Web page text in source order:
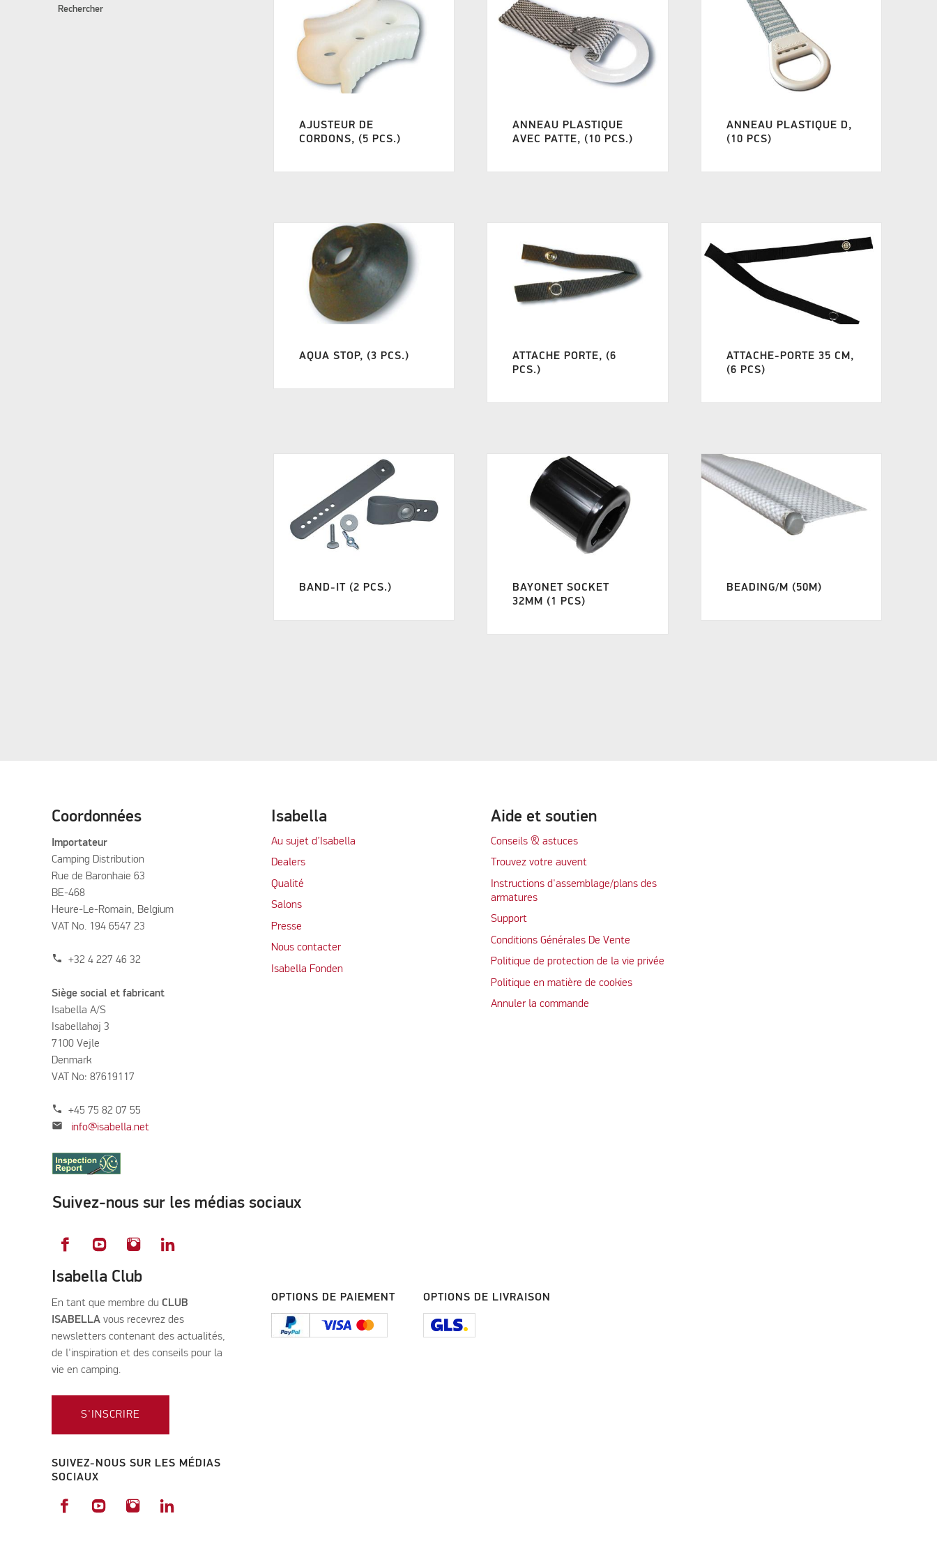
AJUSTEUR DE
CORDONS, (5 PCS.)
ANNEAU PLASTIQUE
AVEC PATTE, (10 PCS.)
ANNEAU PLASTIQUE D,
(10 PCS)
AQUA STOP, (3 PCS.)
ATTACHE PORTE, (6
PCS.)
ATTACHE-PORTE 35 CM,
(6 PCS)
BAND-IT (2 PCS.)
BAYONET SOCKET
32MM (1 PCS)
BEADING/M (50M)
Rechercher
Coordonnées
Importateur
Camping Distribution
Rue de Baronhaie 63
BE-468
Heure-Le-Romain, Belgium
VAT No. 194 6547 23
phone +32 4 227 46 32
Siège social et fabricant
Isabella A/S
Isabellahøj 3
7100 Vejle
Denmark
VAT No: 87619117
phone +45 75 82 07 55
mail info@isabella.net
Isabella
Au sujet d’Isabella
Dealers
Qualité
Salons
Presse
Nous contacter
Isabella Fonden
Aide et soutien
Conseils & astuces
Trouvez votre auvent
Instructions d'assemblage/plans des
armatures
Support
Conditions Générales De Vente
Politique de protection de la vie privée
Politique en matière de cookies
Annuler la commande
Suivez-nous sur les médias sociaux
Isabella Club
En tant que membre du CLUB
ISABELLA vous recevrez des
newsletters contenant des actualités,
de l'inspiration et des conseils pour la
vie en camping.
S'INSCRIRE
SUIVEZ-NOUS SUR LES MÉDIAS
SOCIAUX
OPTIONS DE PAIEMENT OPTIONS DE LIVRAISON